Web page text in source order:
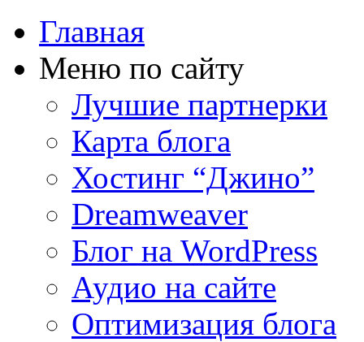
Главная
Меню по сайту
Лучшие партнерки
Карта блога
Хостинг “Джино”
Dreamweaver
Блог на WordPress
Аудио на сайте
Оптимизация блога